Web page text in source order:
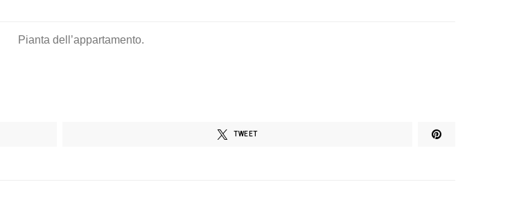
Pianta dell’appartamento.
TWEET